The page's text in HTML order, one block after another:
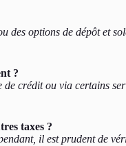
options de dépôt et
?
crédit ou via certains
taxes ?
il est prudent de